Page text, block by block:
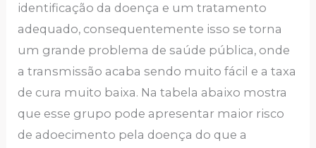
identificação da doença e um tratamento
adequado, consequentemente isso se torna
um grande problema de saúde pública, onde
a transmissão acaba sendo muito fácil e a taxa
de cura muito baixa. Na tabela abaixo mostra
que esse grupo pode apresentar maior risco
de adoecimento pela doença do que a